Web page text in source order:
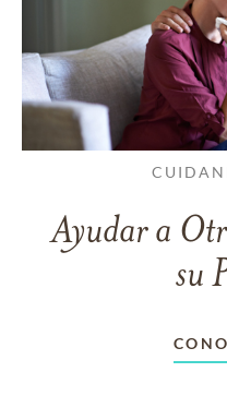
Ayudar a
su